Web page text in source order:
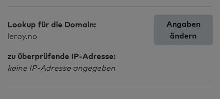
Lookup für die Domain:
leroy.no
zu überprüfende IP-Adresse:
keine IP-Adresse angegeben
Angaben
ändern